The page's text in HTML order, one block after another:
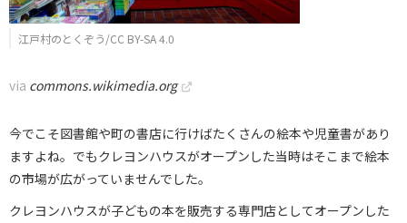
江戸村のとくぞう/CC BY-SA 4.0
via commons.wikimedia.org
今でこそ図書館や町の書店に行けばたくさんの絵本や児童書があり
ますよね。でもクレヨンハウスがオープンした当時はそこまで絵本
の市場が広がっていませんでした。
クレヨンハウスが子どもの本を販売する専門店としてオープンした